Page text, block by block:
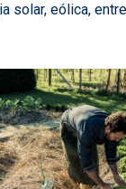
solar, eólica,